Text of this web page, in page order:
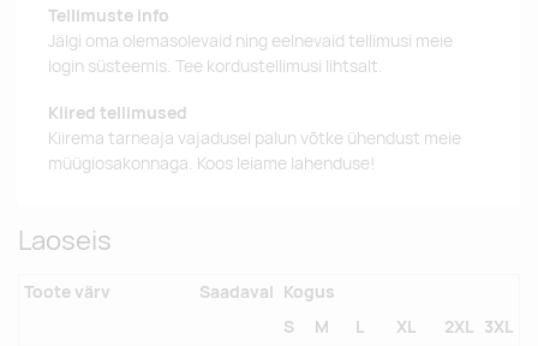
Tellimuste info
Jälgi oma olemasolevaid ning eelnevaid tellimusi meie
login süsteemis. Tee kordustellimusi lihtsalt.
Kiired tellimused
Kiirema tarneaja vajadusel palun võtke ühendust meie
müügiosakonnaga. Koos leiame lahenduse!
Laoseis
Toote värv Saadaval Kogus
S
M L XL 2XL 3XL